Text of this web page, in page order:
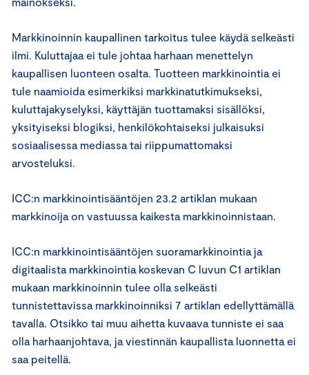
Markkinoinnin kaupallinen tarkoitus tulee käydä selkeästi
ilmi. Kuluttajaa ei tule johtaa harhaan menettelyn
kaupallisen luonteen osalta. Tuotteen markkinointia ei
tule naamioida esimerkiksi markkinatutkimukseksi,
kuluttajakyselyksi, käyttäjän tuottamaksi sisällöksi,
yksityiseksi blogiksi, henkilökohtaiseksi julkaisuksi
sosiaalisessa mediassa tai riippumattomaksi
arvosteluksi.
ICC:n markkinointisääntöjen 23.2 artiklan mukaan
markkinoija on vastuussa kaikesta markkinoinnistaan.
ICC:n markkinointisääntöjen suoramarkkinointia ja
digitaalista markkinointia koskevan C luvun C1 artiklan
mukaan markkinoinnin tulee olla selkeästi
tunnistettavissa markkinoinniksi 7 artiklan edellyttämällä
tavalla. Otsikko tai muu aihetta kuvaava tunniste ei saa
olla harhaanjohtava, ja viestinnän kaupallista luonnetta ei
saa peitellä.